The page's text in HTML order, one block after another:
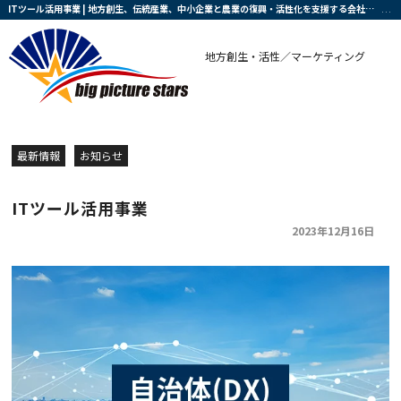
ITツール活用事業 | 地方創生、伝統産業、中小企業と農業の復興・活性化を支援する会社です
地方創生・活性／マーケティング
最新情報 お知らせ
ITツール活用事業
2023年12月16日